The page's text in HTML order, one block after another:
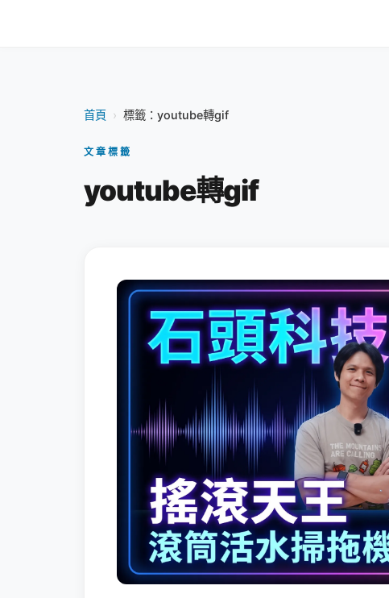
首頁 › 標籤：youtube轉gif
文章標籤
youtube轉gif